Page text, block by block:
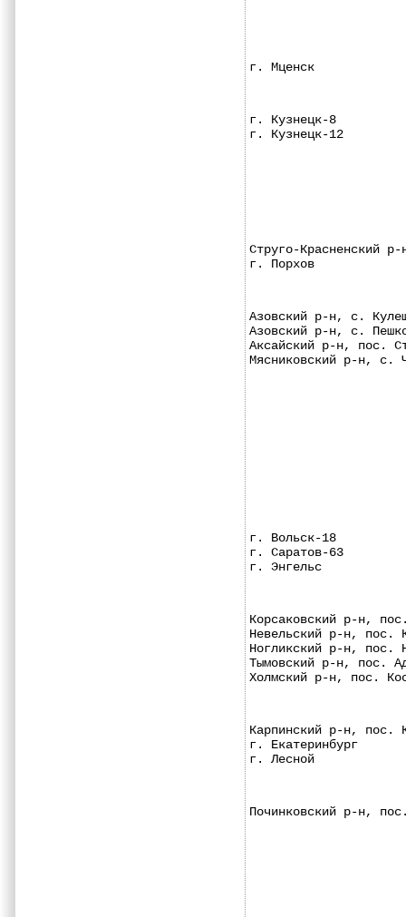
г. Мценск
г. Кузнецк-8
г. Кузнецк-12
Струго-Красненский
г. Порхов
Азовский р-н, с.
Азовский р-н, с.
Аксайский р-н,
Мясниковский р-
г. Вольск-18
г. Саратов-63
г. Энгельс
Корсаковский р-н,
Невельский р-н,
Ногликский р-н,
Тымовский р-н,
Холмский р-н,
Карпинский р-н,
г.
г. Лесной
Починковский р-